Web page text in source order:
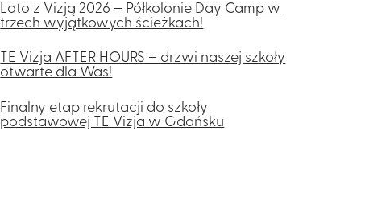
Lato z Vizją 2026 – Półkolonie Day Camp w
trzech wyjątkowych ścieżkach!
TE Vizja AFTER HOURS – drzwi naszej szkoły
otwarte dla Was!
Finalny etap rekrutacji do szkoły
podstawowej TE Vizja w Gdańsku